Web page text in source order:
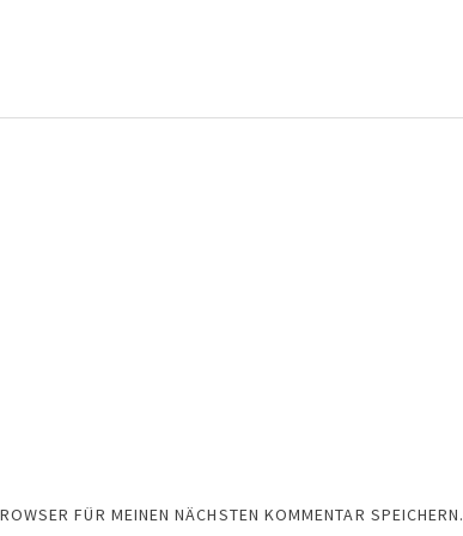
FÜR MEINEN NÄCHSTEN KOMMENTAR SPEICHERN.